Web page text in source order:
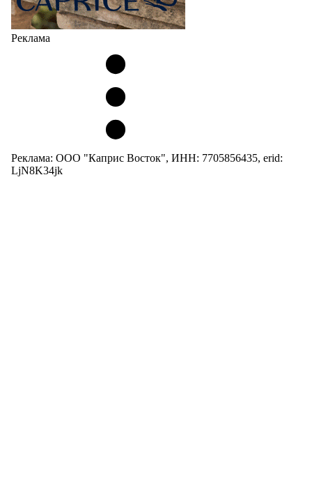
Реклама
Реклама: ООО "Каприс Восток", ИНН: 7705856435, erid:
LjN8K34jk